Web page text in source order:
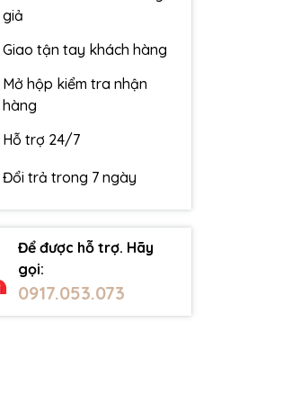
giả
Giao tận tay khách hàng
Mở hộp kiểm tra nhận
hàng
Hỗ trợ 24/7
Đổi trả trong 7 ngày
Để được hỗ trợ. Hãy
gọi:
0917.053.073